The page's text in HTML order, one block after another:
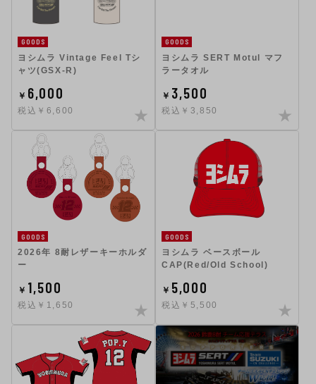
GOODS
ヨシムラ Vintage Feel Tシ
ャツ(GSX-R)
￥ 6,000
税込￥6,600
GOODS
ヨシムラ SERT Motul マフ
ラータオル
￥ 3,500
税込￥3,850
GOODS
2026年 8耐レザーキーホルダ
ー
￥ 1,500
税込￥1,650
GOODS
ヨシムラ ベースボール
CAP(Red/Old School)
￥ 5,000
税込￥5,500